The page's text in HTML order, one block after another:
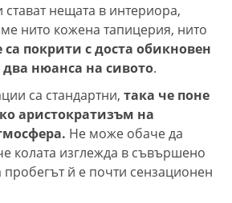
нещата в интериора,
нито кожена тапицерия, нито
са покрити с доста обикновен
нюанса на сивото.
са стандартни, така че поне
аристократизъм на
Не може обаче да
колата изглежда в съвършено
й е почти сензационен